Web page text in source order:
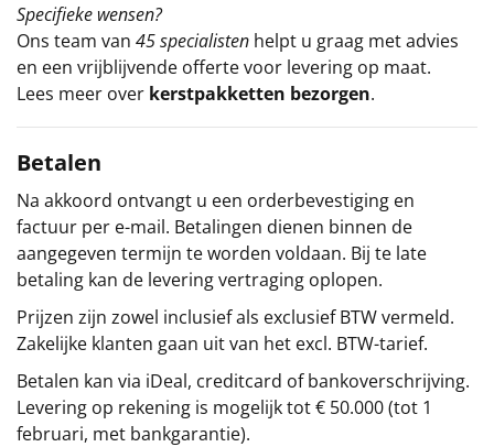
Specifieke wensen?
Ons team van 45 specialisten helpt u graag met advies
en een vrijblijvende offerte voor levering op maat.
Lees meer over kerstpakketten bezorgen.
Betalen
Na akkoord ontvangt u een orderbevestiging en
factuur per e-mail. Betalingen dienen binnen de
aangegeven termijn te worden voldaan. Bij te late
betaling kan de levering vertraging oplopen.
Prijzen zijn zowel inclusief als exclusief BTW vermeld.
Zakelijke klanten gaan uit van het excl. BTW-tarief.
Betalen kan via iDeal, creditcard of bankoverschrijving.
Levering op rekening is mogelijk tot € 50.000 (tot 1
februari, met bankgarantie).